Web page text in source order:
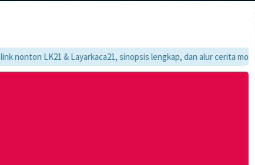
& Layarkaca21, sinopsis lengkap, dan alur cerita movie